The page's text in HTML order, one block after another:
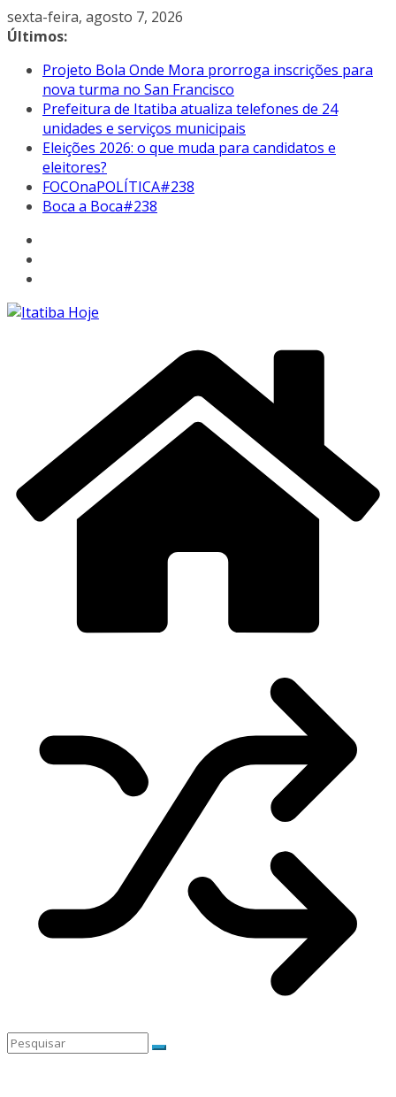
Pular
para
conteúdo
sexta-feira, agosto 7, 2026
Últimos:
Projeto Bola Onde Mora prorroga inscrições para
nova turma no San Francisco
Prefeitura de Itatiba atualiza telefones de 24
unidades e serviços municipais
Eleições 2026: o que muda para candidatos e
eleitores?
FOCOnaPOLÍTICA#238
Boca a Boca#238